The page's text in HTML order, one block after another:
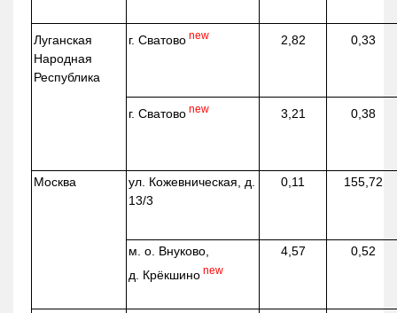
Луганская
Народная
Республика
г. Сватово new 2,82 0,33
г. Сватово new 3,21 0,38
Москва ул. Кожевническая , д.
13/3
0,11 155,72
м. о. Внуково,
д. Крёкшино new
4,57 0,52